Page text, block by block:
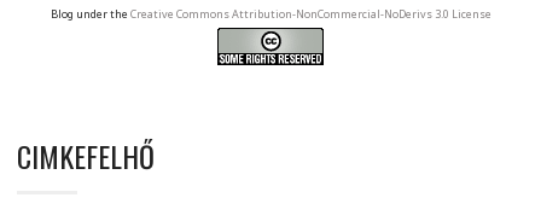
Blog under the Creative Commons Attribution-NonCommercial-NoDerivs 3.0 License
CIMKEFELHŐ